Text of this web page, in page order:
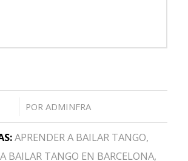
PORADMINFRA
APRENDER A BAILAR TANGO,
BAILAR TANGO EN BARCELONA,